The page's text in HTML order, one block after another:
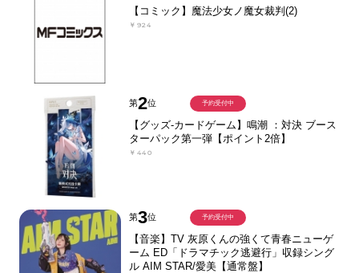
【コミック】魔法少女ノ魔女裁判(2)
￥924
第2位
【グッズ-カードゲーム】鳴潮 ：対決 ブース
ターパック第一弾【ポイント2倍】
￥440
予約受付中
第3位
【音楽】TV 灰原くんの強くて青春ニューゲ
ーム ED「ドラマチック逃避行」収録シング
ル AIM STAR/愛美【通常盤】
予約受付中